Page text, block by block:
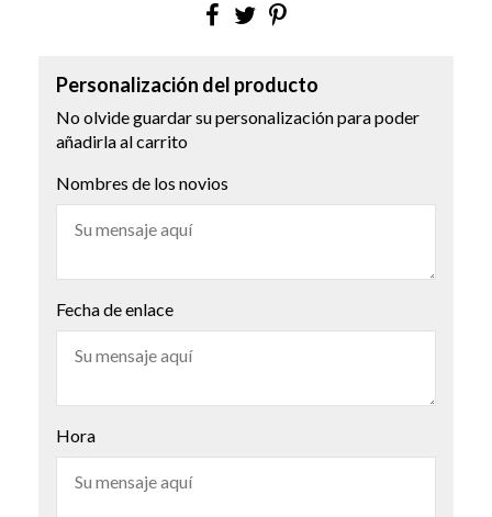
Personalización del producto
No olvide guardar su personalización para poder
añadirla al carrito
Nombres de los novios
Fecha de enlace
Hora